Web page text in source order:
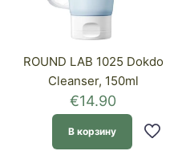
ROUND LAB 1025 Dokdo
Cleanser, 150ml
€14.90
В корзину